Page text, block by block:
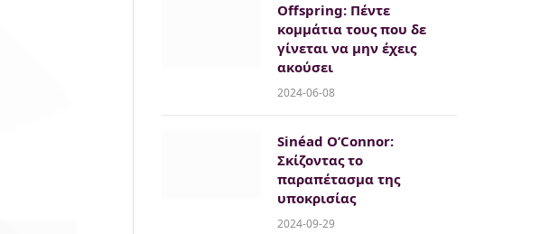
Offspring: Πέντε
κομμάτια τους που δε
γίνεται να μην έχεις
ακούσει
2024-06-08
Sinéad O’Connor:
Σκίζοντας το
παραπέτασμα της
υποκρισίας
2024-09-29